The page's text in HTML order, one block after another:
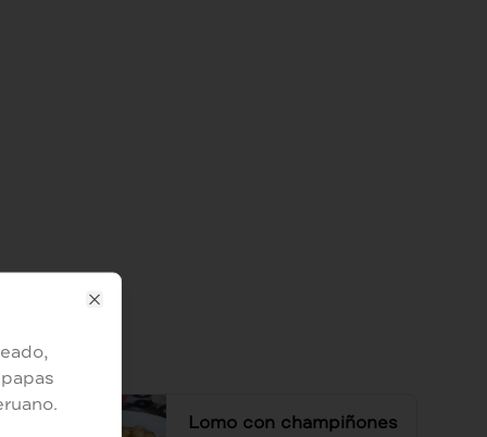
Lomo con champiñones